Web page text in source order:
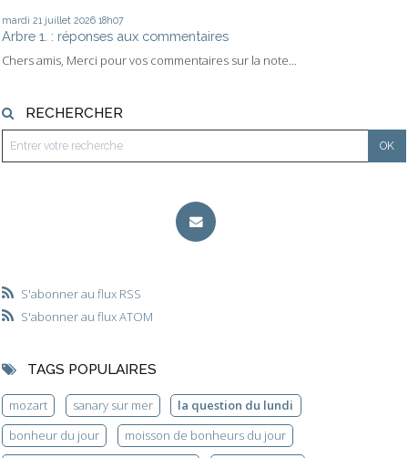
mardi 21 juillet 2026 18h07
Arbre 1. : réponses aux commentaires
Chers amis, Merci pour vos commentaires sur la note...
RECHERCHER
S'abonner au flux RSS
S'abonner au flux ATOM
TAGS POPULAIRES
mozart sanary sur mer
la question du lundi
bonheur du jour
moisson de bonheurs du jour